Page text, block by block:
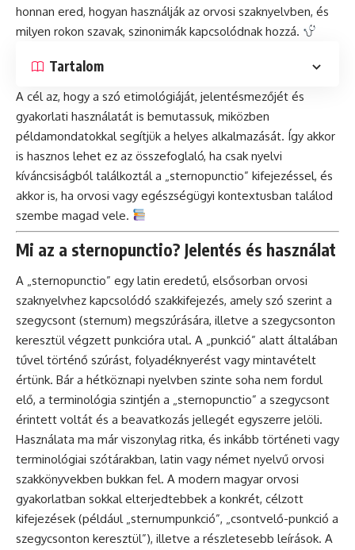
honnan ered, hogyan használják az orvosi szaknyelvben, és
milyen rokon szavak, szinonimák kapcsolódnak hozzá.
Tartalom
A cél az, hogy a szó etimológiáját, jelentésmezőjét és
gyakorlati használatát is bemutassuk, miközben
példamondatokkal segítjük a helyes alkalmazását. Így akkor
is hasznos lehet ez az összefoglaló, ha csak nyelvi
kíváncsiságból találkoztál a „sternopunctio” kifejezéssel, és
akkor is, ha orvosi vagy egészségügyi kontextusban találod
szembe magad vele.
Mi az a sternopunctio? Jelentés és használat
A „sternopunctio” egy latin eredetű, elsősorban orvosi
szaknyelvhez kapcsolódó szakkifejezés, amely szó szerint a
szegycsont (sternum) megszúrására, illetve a szegycsonton
keresztül végzett punkcióra utal. A „punkció” alatt általában
tűvel történő szúrást, folyadéknyerést vagy mintavételt
értünk. Bár a hétköznapi nyelvben szinte soha nem fordul
elő, a terminológia szintjén a „sternopunctio” a szegycsont
érintett voltát és a beavatkozás jellegét egyszerre jelöli.
Használata ma már viszonylag ritka, és inkább történeti vagy
terminológiai szótárakban, latin vagy német nyelvű orvosi
szakkönyvekben bukkan fel. A modern magyar orvosi
gyakorlatban sokkal elterjedtebbek a konkrét, célzott
kifejezések (például „sternumpunkció”, „csontvelő-punkció a
szegycsonton keresztül”), illetve a részletesebb leírások. A